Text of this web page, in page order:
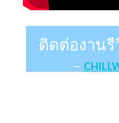
ติดต่องานรี